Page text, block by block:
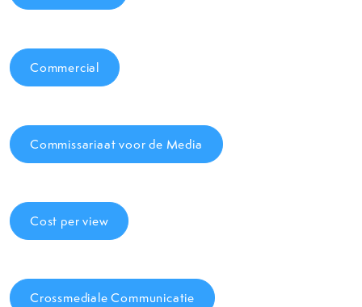
Commercial
Commissariaat voor de Media
Cost per view
Crossmediale Communicatie